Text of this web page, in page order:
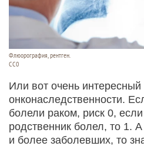
Флюорография, рентген.
СС0
Или вот очень
онконаследственности.
болели раком, риск 0,
родственник болел, то 1.
и более заболевших, то